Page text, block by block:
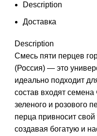
Description
Доставка
Description
Смесь пяти перцев
(Россия) — это
идеально подходит
состав входят семена
зеленого и розового
перца привносит
создавая богатую и